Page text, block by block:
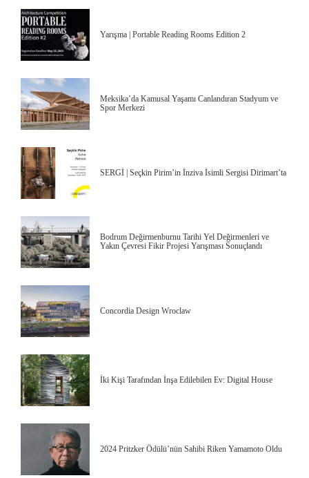
Yarışma | Portable Reading Rooms Edition 2
Meksika’da Kamusal Yaşamı Canlandıran Stadyum ve
Spor Merkezi
SERGİ | Seçkin Pirim’in İnziva İsimli Sergisi Dirimart’ta
Bodrum Değirmenburnu Tarihi Yel Değirmenleri ve
Yakın Çevresi Fikir Projesi Yarışması Sonuçlandı
Concordia Design Wroclaw
İki Kişi Tarafından İnşa Edilebilen Ev: Digital House
2024 Pritzker Ödülü’nün Sahibi Riken Yamamoto Oldu